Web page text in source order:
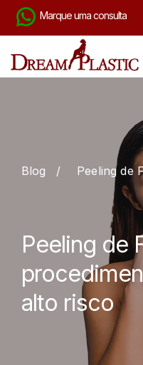
Marque uma consulta
Blog / Peeling de
Peeling de
alto risco